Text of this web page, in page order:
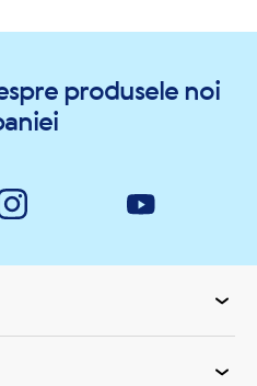
produsele noi